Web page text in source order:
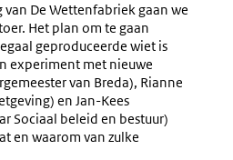
De Wettenfabriek gaan we
Het plan om te gaan
geproduceerde wiet is
experiment met nieuwe
van Breda), Rianne
en Jan-Kees
Sociaal beleid en bestuur)
en waarom van zulke